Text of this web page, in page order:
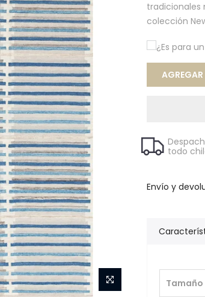
tradicionales
colección
¿Es para
AGREGAR
todo
Envío y
Tamaño